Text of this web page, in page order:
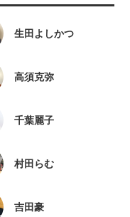
生田よしかつ
高須克弥
千葉麗子
村田らむ
吉田豪